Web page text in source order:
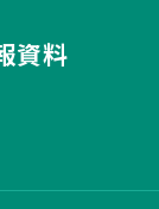
資料